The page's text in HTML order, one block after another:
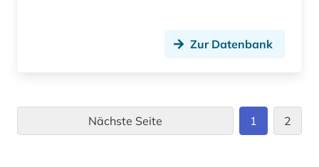
Zur Datenbank
Nächste Seite 1 2